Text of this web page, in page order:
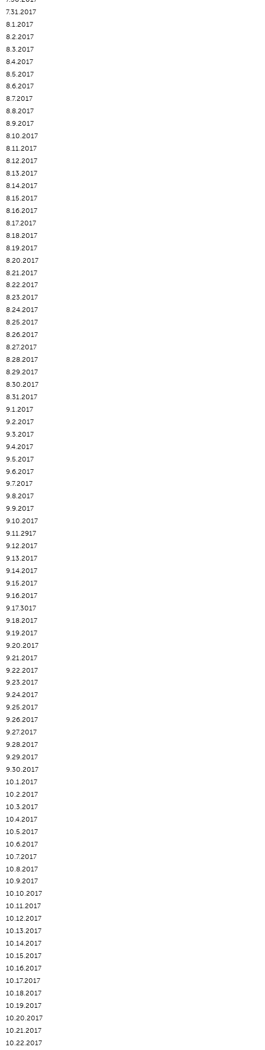
7.31.2017
8.1.2017
8.2.2017
8.3.2017
8.4.2017
8.5.2017
8.6.2017
8.7.2017
8.8.2017
8.9.2017
8.10.2017
8.11.2017
8.12.2017
8.13.2017
8.14.2017
8.15.2017
8.16.2017
8.17.2017
8.18.2017
8.19.2017
8.20.2017
8.21.2017
8.22.2017
8.23.2017
8.24.2017
8.25.2017
8.26.2017
8.27.2017
8.28.2017
8.29.2017
8.30.2017
8.31.2017
9.1.2017
9.2.2017
9.3.2017
9.4.2017
9.5.2017
9.6.2017
9.7.2017
9.8.2017
9.9.2017
9.10.2017
9.11.2917
9.12.2017
9.13.2017
9.14.2017
9.15.2017
9.16.2017
9.17.3017
9.18.2017
9.19.2017
9.20.2017
9.21.2017
9.22.2017
9.23.2017
9.24.2017
9.25.2017
9.26.2017
9.27.2017
9.28.2017
9.29.2017
9.30.2017
10.1.2017
10.2.2017
10.3.2017
10.4.2017
10.5.2017
10.6.2017
10.7.2017
10.8.2017
10.9.2017
10.10.2017
10.11.2017
10.12.2017
10.13.2017
10.14.2017
10.15.2017
10.16.2017
10.17.2017
10.18.2017
10.19.2017
10.20.2017
10.21.2017
10.22.2017